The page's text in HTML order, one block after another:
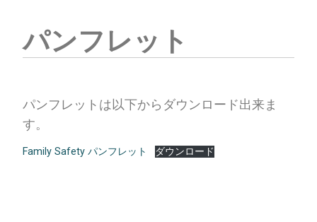
パンフレット
パンフレットは以下からダウンロード出来ま
す。
Family Safety パンフレット ダウンロード